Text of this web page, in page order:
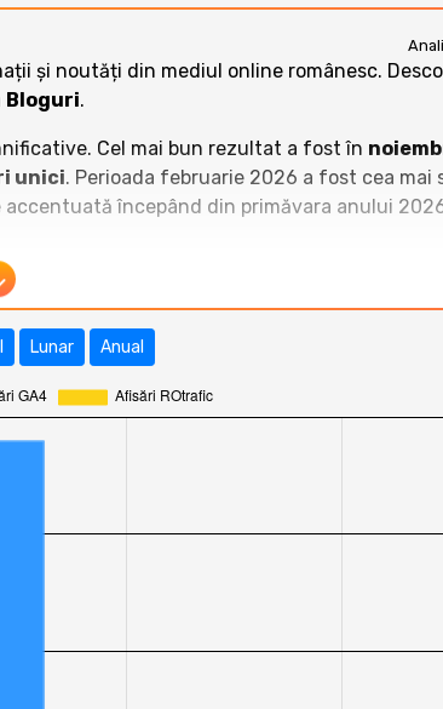
și noutăți din mediul online românesc.
Bloguri.
Cel mai bun rezultat a fost în
unici. Perioada februarie 2026 a fost cea mai
începând din primăvara anului
zeci de mii de vizitatori lunar, fiind cu
, dusacucartea.ro
similar cu bloguri mici precum
Lunar Anual